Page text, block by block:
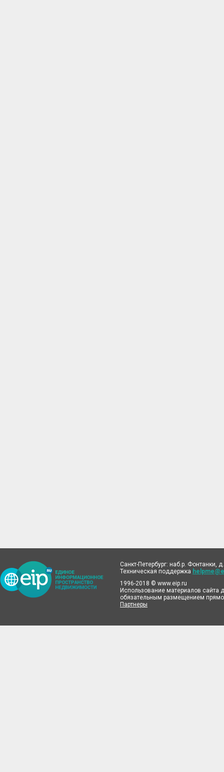
Санкт-Петербург: наб.р. Фонтанки,
Техническая поддержка
1996-2018 © www.eip.ru
Использование материалов сайта
обязательным размещением
Партнеры